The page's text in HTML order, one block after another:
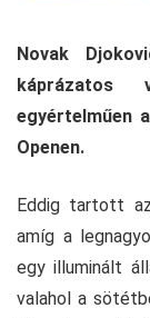
Novak
káprázatos
egyértelműen
Openen.
Eddig tartott
amíg a
egy illuminált
valahol a